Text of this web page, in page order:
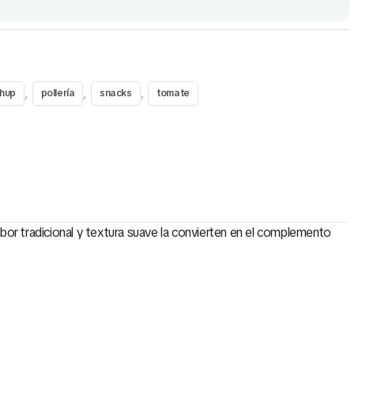
, pollería , snacks , tomate
tradicional y textura suave la convierten en el complemento